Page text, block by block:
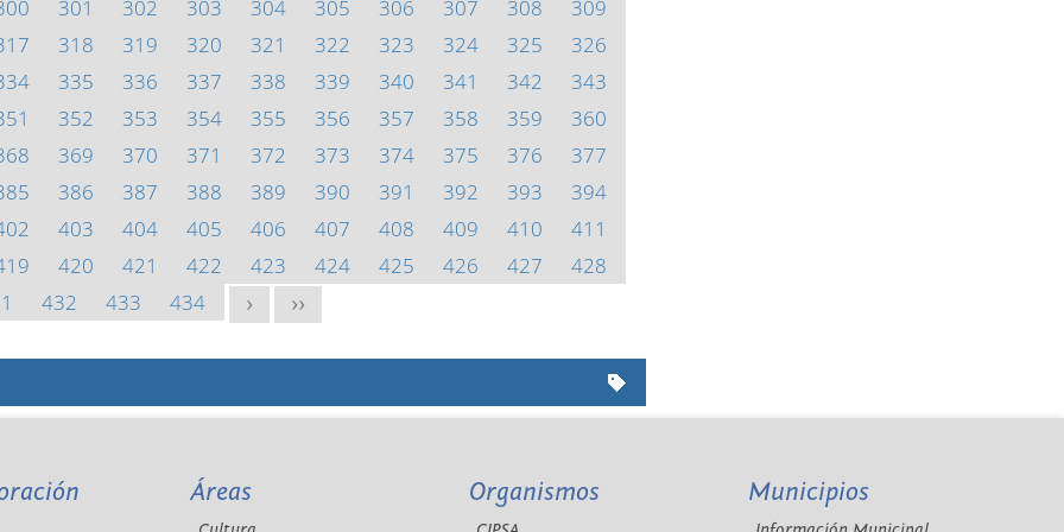
301 302 303 304 305 306 307 308
309
318 319 320 321 322 323 324 325
326
335 336 337 338 339 340 341 342
343
352 353 354 355 356 357 358 359
360
369 370 371 372 373 374 375 376
377
386 387 388 389 390 391 392 393
394
403 404 405 406 407 408 409 410
411
420 421 422 423 424 425 426 427
428
432 433 434 > >>
Áreas Organismos Municipios